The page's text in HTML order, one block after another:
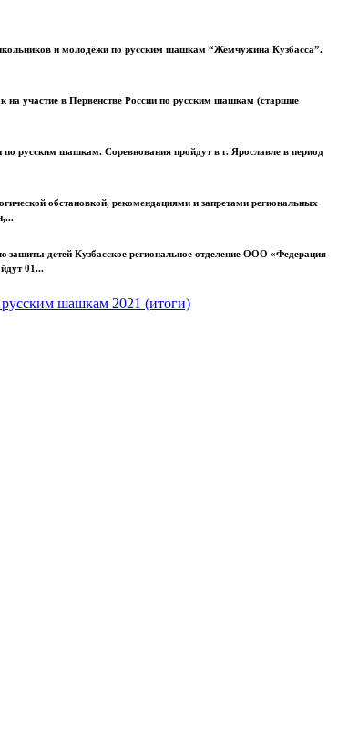
и молодёжи по русским шашкам “Жемчужина Кузбасса”.
участие в Первенстве России по русским шашкам (старшие
русским шашкам. Соревнования пройдут в г. Ярославле в период
обстановкой, рекомендациями и запретами региональных
детей Кузбасское региональное отделение ООО «Федерация
01...
русским шашкам 2021 (итоги)